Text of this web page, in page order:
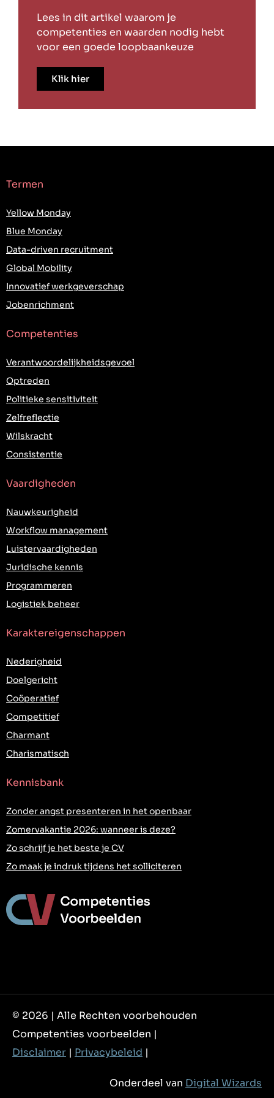
Lees in dit artikel waarom je
competenties en waarden nodig hebt
voor een goede loopbaankeuze
Klik hier
Termen
Yellow Monday
Blue Monday
Data-driven recruitment
Global Mobility
Innovatief werkgeverschap
Jobenrichment
Competenties
Verantwoordelijkheidsgevoel
Optreden
Politieke sensitiviteit
Zelfreflectie
Wilskracht
Consistentie
Vaardigheden
Nauwkeurigheid
Workflow management
Luistervaardigheden
Juridische kennis
Programmeren
Logistiek beheer
Karaktereigenschappen
Nederigheid
Doelgericht
Coöperatief
Competitief
Charmant
Charismatisch
Kennisbank
Zonder angst presenteren in het openbaar
Zomervakantie 2026: wanneer is deze?
Zo schrijf je het beste je CV
Zo maak je indruk tijdens het solliciteren
© 2026 | Alle Rechten voorbehouden
Competenties voorbeelden |
Disclaimer | Privacybeleid |
Onderdeel van Digital Wizards